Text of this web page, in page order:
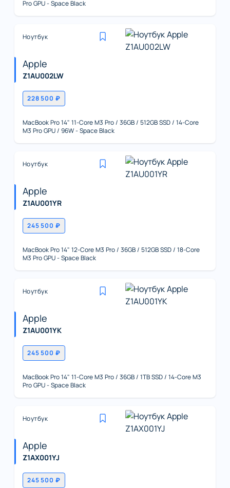
Pro GPU - Space Black
Ноутбук
Apple
Z1AU002LW
228 500 ₽
MacBook Pro 14" 11-Core M3 Pro / 36GB / 512GB SSD / 14-Core
M3 Pro GPU / 96W - Space Black
Ноутбук
Apple
Z1AU001YR
245 500 ₽
MacBook Pro 14" 12-Core M3 Pro / 36GB / 512GB SSD / 18-Core
M3 Pro GPU - Space Black
Ноутбук
Apple
Z1AU001YK
245 500 ₽
MacBook Pro 14" 11-Core M3 Pro / 36GB / 1TB SSD / 14-Core M3
Pro GPU - Space Black
Ноутбук
Apple
Z1AX001YJ
245 500 ₽